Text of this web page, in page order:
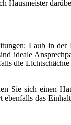
Hausmeister
Laub in
ideale
die
Sie sich einen
das